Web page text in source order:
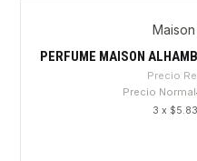
PERFUME MAISON
Precio
Precio Normal
3 x